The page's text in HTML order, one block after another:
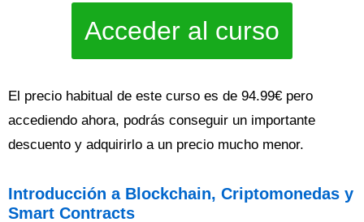
Acceder al curso
El precio habitual de este curso es de 94.99€ pero
accediendo ahora, podrás conseguir un importante
descuento y adquirirlo a un precio mucho menor.
Introducción a Blockchain, Criptomonedas y
Smart Contracts